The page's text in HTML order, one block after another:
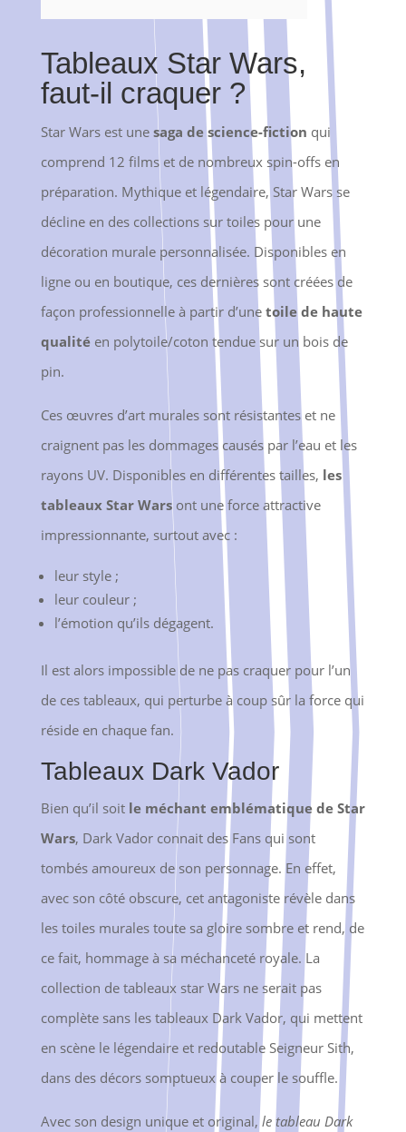
Tableaux Star Wars,
faut-il craquer ?
Star Wars est une saga de science-fiction qui
comprend 12 films et de nombreux spin-offs en
préparation. Mythique et légendaire, Star Wars se
décline en des collections sur toiles pour une
décoration murale personnalisée. Disponibles en
ligne ou en boutique, ces dernières sont créées de
façon professionnelle à partir d’une toile de haute
qualitéen polytoile/coton tendue sur un bois de
pin.
Ces œuvres d’art murales sont résistantes et ne
craignent pas les dommages causés par l’eau et les
rayons UV. Disponibles en différentes tailles, les
tableaux Star Wars ont une force attractive
impressionnante, surtout avec :
leur style ;
leur couleur ;
l’émotion qu’ils dégagent.
Il est alors impossible de ne pas craquer pour l’un
de ces tableaux, qui perturbe à coup sûr la force qui
réside en chaque fan.
Tableaux Dark Vador
Bien qu’il soitle méchant emblématique de Star
Wars, Dark Vador connait des Fans qui sont
tombés amoureux de son personnage. En effet,
avec son côté obscure, cet antagoniste révèle dans
les toiles murales toute sa gloire sombre et rend, de
ce fait, hommage à sa méchanceté royale. La
collection de tableaux star Wars ne serait pas
complète sans les tableaux Dark Vador, qui mettent
en scène le légendaire et redoutable Seigneur Sith,
dans des décors somptueux à couper le souffle.
Avec son design unique et original, le tableau Dark